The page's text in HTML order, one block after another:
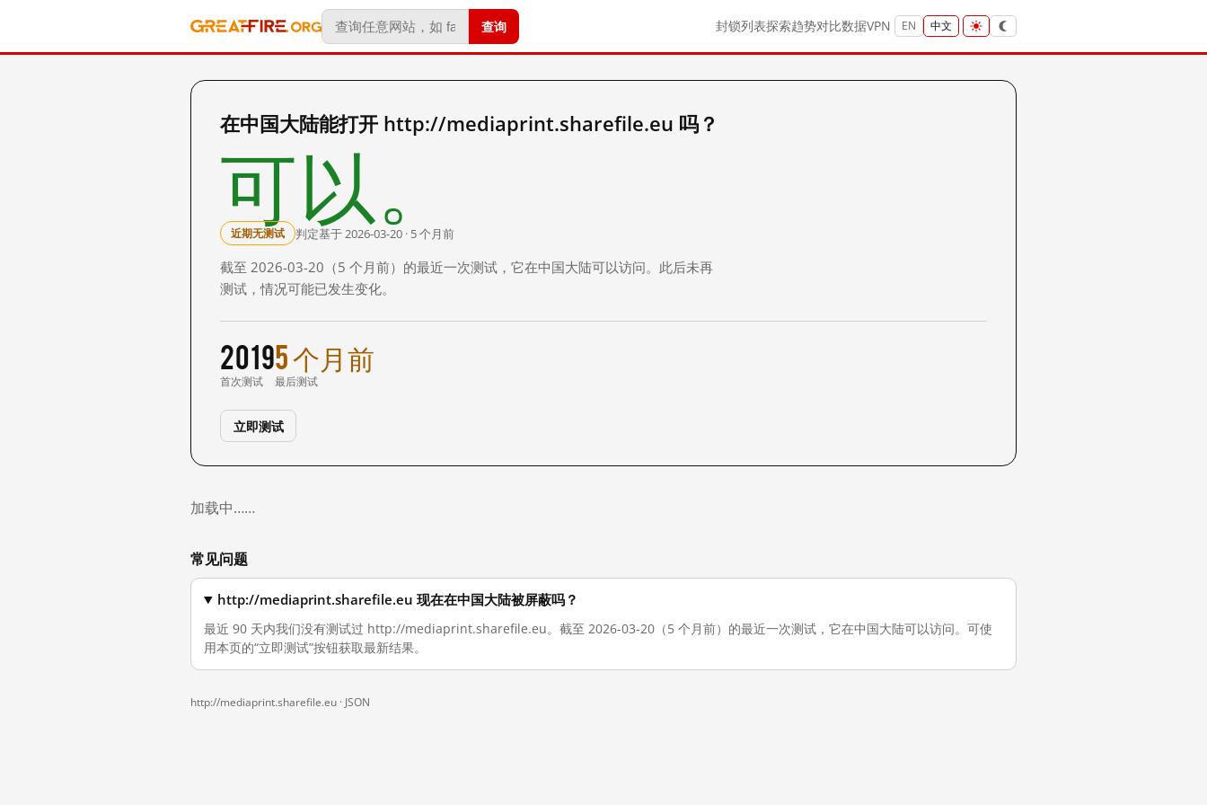
查询 封锁列表探索趋势对比数据VPN EN 中文
在中国大陆能打开 http://mediaprint.sharefile.eu 吗？
可以。
近期无测试 判定基于 2026-03-20 · 5 个月前
截至 2026-03-20（5 个月前）的最近一次测试，它在中国大陆可以访问。此后未再
测试，情况可能已发生变化。
2019
首次测试
5 个月前
最后测试
立即测试
加载中……
常见问题
http://mediaprint.sharefile.eu 现在在中国大陆被屏蔽吗？
最近 90 天内我们没有测试过 http://mediaprint.sharefile.eu。截至 2026-03-20（5 个月前）的最近一次测试，它在中国大陆可以访问。可使
用本页的“立即测试”按钮获取最新结果。
http://mediaprint.sharefile.eu · JSON